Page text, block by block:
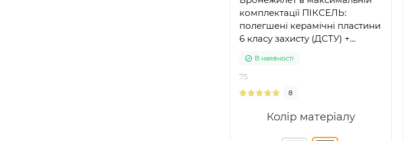
комплектації ПІКСЕЛЬ:
полегшені керамічні пластини
6 класу захисту (ДСТУ) +
В наявності
75
8
Колір матеріалу